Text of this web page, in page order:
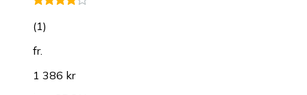
(1)
fr.
1 386 kr